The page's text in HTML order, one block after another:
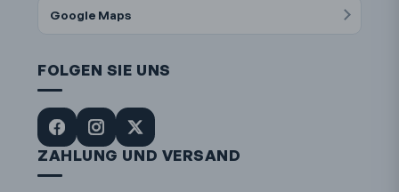
Google Maps
FOLGEN SIE UNS
ZAHLUNG UND VERSAND